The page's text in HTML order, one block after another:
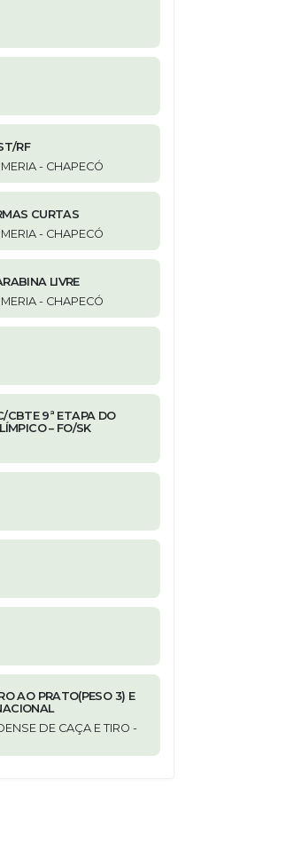
RF
- CHAPECÓ
CURTAS
- CHAPECÓ
LIVRE
- CHAPECÓ
CBTE 9ª ETAPA DO
– FO/SK
AO PRATO(PESO 3) E
DE CAÇA E TIRO -